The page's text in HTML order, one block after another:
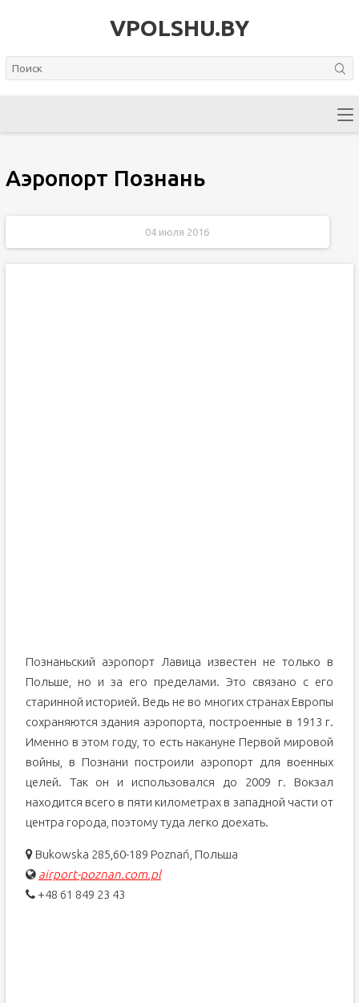
VPOLSHU.BY
Аэропорт Познань
04 июля 2016
Познаньский аэропорт Лавица известен не только в
Польше, но и за его пределами. Это связано с его
старинной историей. Ведь не во многих странах Европы
сохраняются здания аэропорта, построенные в 1913 г.
Именно в этом году, то есть накануне Первой мировой
войны, в Познани построили аэропорт для военных
целей. Так он и использовался до 2009 г. Вокзал
находится всего в пяти километрах в западной части от
центра города, поэтому туда легко доехать.
Bukowska 285,60-189 Poznań, Польша
airport-poznan.com.pl
+48 61 849 23 43